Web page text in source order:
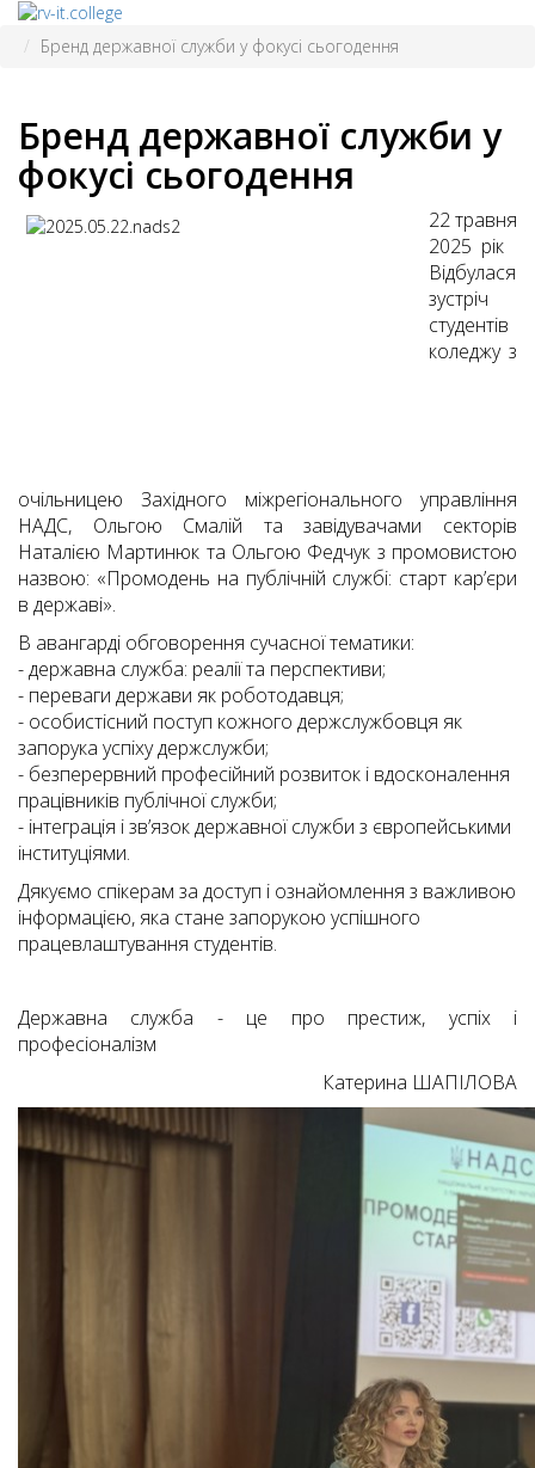
Бренд державної служби у фокусі сьогодення
Бренд державної служби у
фокусі сьогодення
22 травня
2025 рік
Відбулася
зустріч
студентів
коледжу з
очільницею Західного міжрегіонального управління
НАДС, Ольгою Смалій та завідувачами секторів
Наталією Мартинюк та Ольгою Федчук з промовистою
назвою: «Промодень на публічній службі: старт карʼєри
в державі».
В авангарді обговорення сучасної тематики:
- державна служба: реалії та перспективи;
- переваги держави як роботодавця;
- особистісний поступ кожного держслужбовця як
запорука успіху держслужби;
- безперервний професійний розвиток і вдосконалення
працівників публічної служби;
- інтеграція і звʼязок державної служби з європейськими
інституціями.
Дякуємо спікерам за доступ і ознайомлення з важливою
інформацією, яка стане запорукою успішного
працевлаштування студентів.
Державна служба - це про престиж, успіх і
професіоналізм
Катерина ШАПІЛОВА